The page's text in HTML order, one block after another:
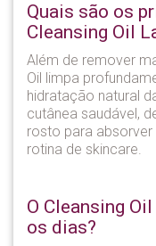
Quais são os
Cleansing Oil
Além de remover
Oil limpa
hidratação natural
cutânea saudável,
rosto para
rotina de skincare.
O Cleansing
os dias?